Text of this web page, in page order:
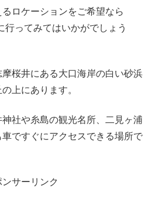
ロケーションをご希望なら
行ってみてはいかがでしょう
桜井にある大口海岸の白い砂浜
上にあります。
社や糸島の観光名所、二見ヶ浦
ですぐにアクセスできる場所で
ンサーリンク